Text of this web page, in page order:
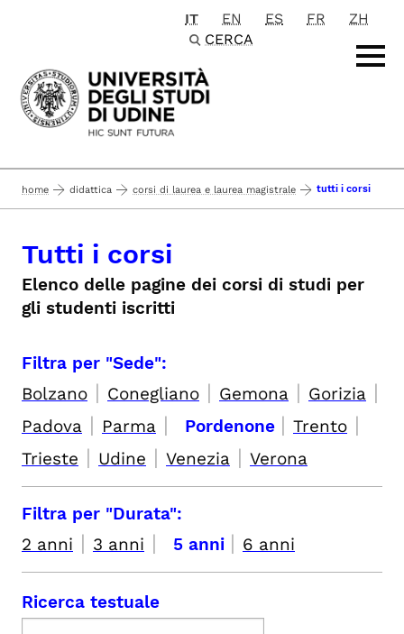
Passa al contenuto principale
IT EN ES FR
ZH
CERCA
home didattica corsi di laurea e laurea magistrale tutti i corsi
Tutti i corsi
Elenco delle pagine dei corsi di studi per
gli studenti iscritti
Filtra per "Sede":
Bolzano | Conegliano | Gemona | Gorizia |
Padova | Parma | Pordenone | Trento |
Trieste | Udine | Venezia | Verona
Filtra per "Durata":
2 anni | 3 anni | 5 anni | 6 anni
Ricerca testuale